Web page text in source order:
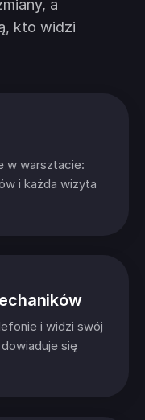
a
kto widzi
w warsztacie:
i każda wizyta
i widzi swój
się